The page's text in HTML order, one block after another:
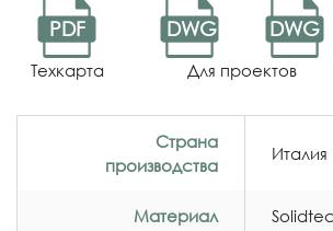
PDF
Техкарта
DWG DWG
Для проектов
Страна
производства
Италия
Материал